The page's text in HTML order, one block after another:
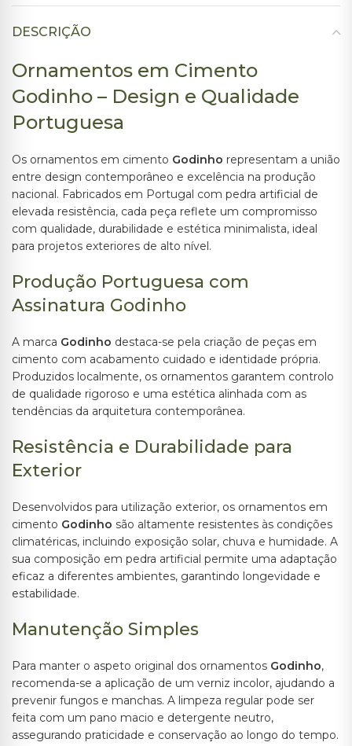
DESCRIÇÃO
Ornamentos em Cimento
Godinho – Design e Qualidade
Portuguesa
Os ornamentos em cimento Godinho representam a união
entre design contemporâneo e excelência na produção
nacional. Fabricados em Portugal com pedra artificial de
elevada resistência, cada peça reflete um compromisso
com qualidade, durabilidade e estética minimalista, ideal
para projetos exteriores de alto nível.
Produção Portuguesa com
Assinatura Godinho
A marca Godinho destaca-se pela criação de peças em
cimento com acabamento cuidado e identidade própria.
Produzidos localmente, os ornamentos garantem controlo
de qualidade rigoroso e uma estética alinhada com as
tendências da arquitetura contemporânea.
Resistência e Durabilidade para
Exterior
Desenvolvidos para utilização exterior, os ornamentos em
cimento Godinho são altamente resistentes às condições
climatéricas, incluindo exposição solar, chuva e humidade. A
sua composição em pedra artificial permite uma adaptação
eficaz a diferentes ambientes, garantindo longevidade e
estabilidade.
Manutenção Simples
Para manter o aspeto original dos ornamentos Godinho,
recomenda-se a aplicação de um verniz incolor, ajudando a
prevenir fungos e manchas. A limpeza regular pode ser
feita com um pano macio e detergente neutro,
assegurando praticidade e conservação ao longo do tempo.